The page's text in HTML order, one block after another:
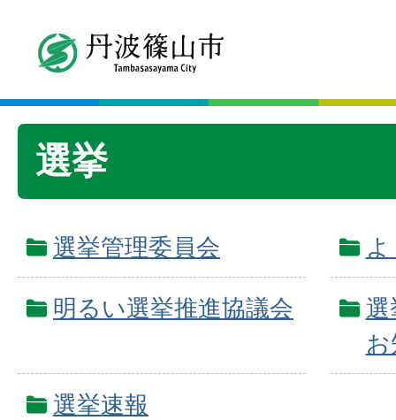
選挙
選挙管理委員会
明るい選挙推進協議会
選挙速報